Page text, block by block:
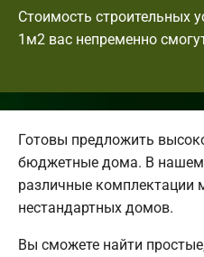
Стоимость строительных
1м2 вас непременно
Готовы предложить
бюджетные дома. В нашем
различные комплектации
нестандартных домов.
Вы сможете найти